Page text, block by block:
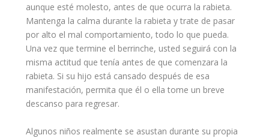
aunque esté molesto, antes de que ocurra la rabieta.
Mantenga la calma durante la rabieta y trate de pasar
por alto el mal comportamiento, todo lo que pueda.
Una vez que termine el berrinche, usted seguirá con la
misma actitud que tenía antes de que comenzara la
rabieta. Si su hijo está cansado después de esa
manifestación, permita que él o ella tome un breve
descanso para regresar.
Algunos niños realmente se asustan durante su propia